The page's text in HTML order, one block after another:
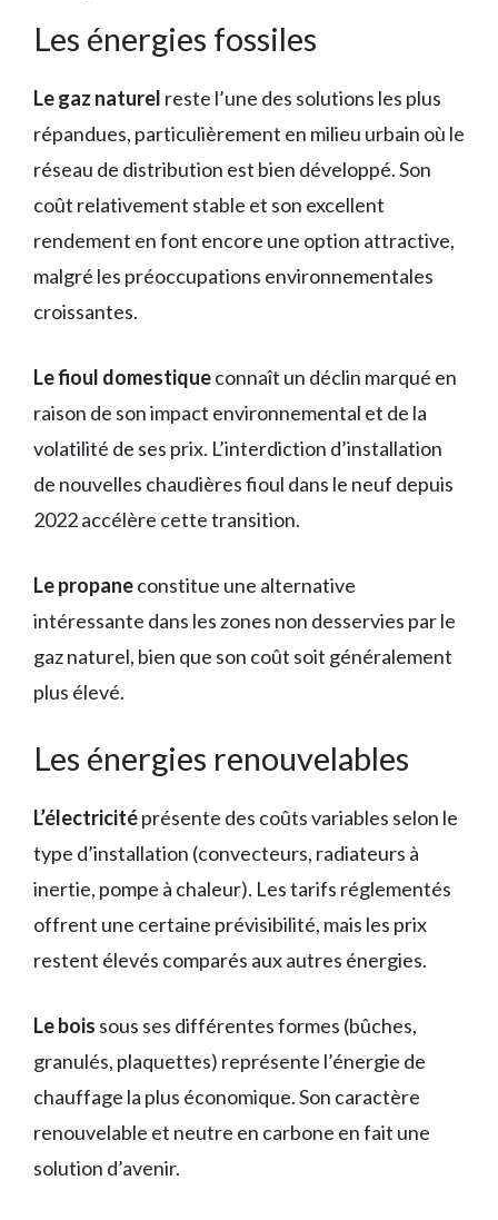
Les énergies fossiles
Le gaz naturel reste l’une des solutions les plus
répandues, particulièrement en milieu urbain où le
réseau de distribution est bien développé. Son
coût relativement stable et son excellent
rendement en font encore une option attractive,
malgré les préoccupations environnementales
croissantes.
Le fioul domestiqueconnaît un déclin marqué en
raison de son impact environnemental et de la
volatilité de ses prix. L’interdiction d’installation
de nouvelles chaudières fioul dans le neuf depuis
2022 accélère cette transition.
Le propaneconstitue une alternative
intéressante dans les zones non desservies par le
gaz naturel, bien que son coût soit généralement
plus élevé.
Les énergies renouvelables
L’électricitéprésente des coûts variables selon le
type d’installation (convecteurs, radiateurs à
inertie, pompe à chaleur). Les tarifs réglementés
offrent une certaine prévisibilité, mais les prix
restent élevés comparés aux autres énergies.
Le bois sous ses différentes formes (bûches,
granulés, plaquettes) représente l’énergie de
chauffage la plus économique. Son caractère
renouvelable et neutre en carbone en fait une
solution d’avenir.